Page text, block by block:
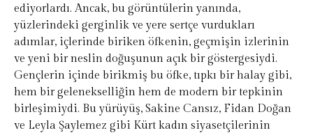
ediyorlardı. Ancak, bu görüntülerin yanında,
yüzlerindeki gerginlik ve yere sertçe vurdukları
adımlar, içlerinde biriken öfkenin, geçmişin izlerinin
ve yeni bir neslin doğuşunun açık bir göstergesiydi.
Gençlerin içinde birikmiş bu öfke, tıpkı bir halay gibi,
hem bir gelenekselliğin hem de modern bir tepkinin
birleşimiydi. Bu yürüyüş, Sakine Cansız, Fidan Doğan
ve Leyla Şaylemez gibi Kürt kadın siyasetçilerinin